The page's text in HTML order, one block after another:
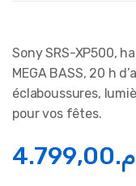
Sony SRS-XP500,
MEGA BASS, 20 h
éclaboussures,
pour vos fêtes.
4.799,00